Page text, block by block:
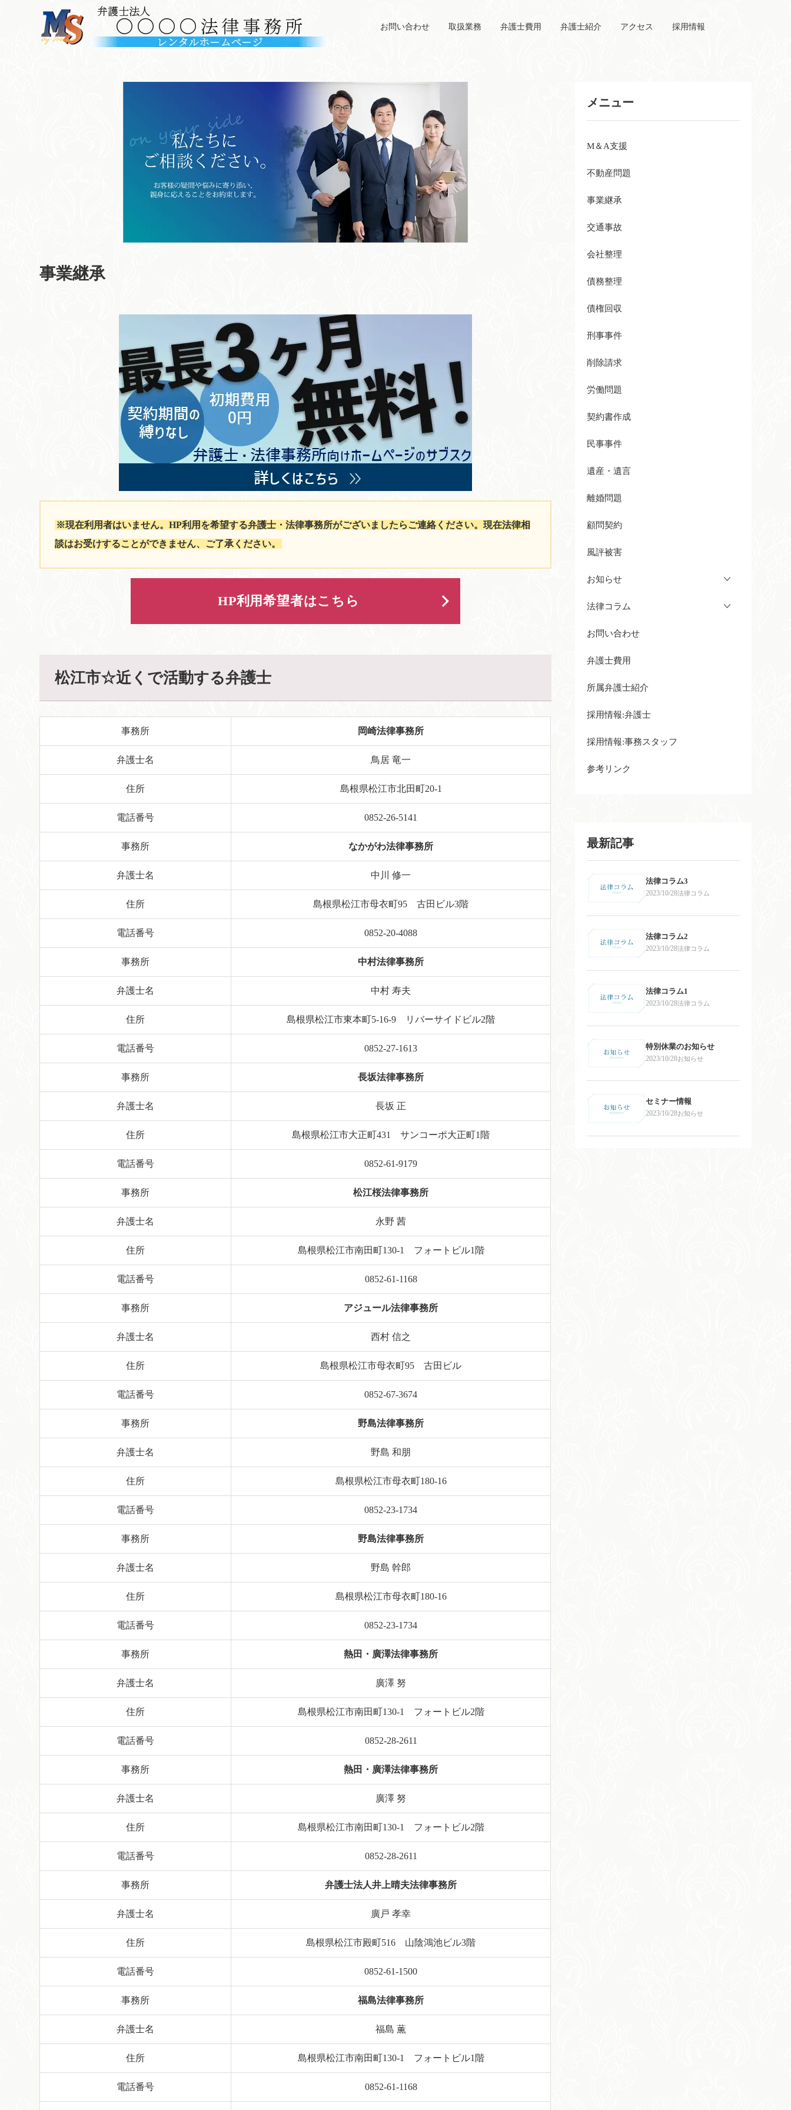
お問い合わせ 取扱業務 弁護士費用 弁護士紹介 アクセス 採用情報
事業継承
※現在利用者はいません。HP利用を希望する弁護士・法律事務所がございましたらご連絡ください。現在法律相
談はお受けすることができません、ご了承ください。
HP利用希望者はこちら
松江市☆近くで活動する弁護士
事務所 岡崎法律事務所
弁護士名 鳥居 竜一
住所 島根県松江市北田町20-1
電話番号 0852-26-5141
事務所 なかがわ法律事務所
弁護士名 中川 修一
住所 島根県松江市母衣町95 古田ビル3階
電話番号 0852-20-4088
事務所 中村法律事務所
弁護士名 中村 寿夫
住所 島根県松江市東本町5-16-9 リバーサイドビル2階
電話番号 0852-27-1613
事務所 長坂法律事務所
弁護士名 長坂 正
住所 島根県松江市大正町431 サンコーポ大正町1階
電話番号 0852-61-9179
事務所 松江桜法律事務所
弁護士名 永野 茜
住所 島根県松江市南田町130-1 フォートビル1階
電話番号 0852-61-1168
事務所 アジュール法律事務所
弁護士名 西村 信之
住所 島根県松江市母衣町95 古田ビル
電話番号 0852-67-3674
事務所 野島法律事務所
弁護士名 野島 和朋
住所 島根県松江市母衣町180-16
電話番号 0852-23-1734
事務所 野島法律事務所
弁護士名 野島 幹郎
住所 島根県松江市母衣町180-16
電話番号 0852-23-1734
事務所 熱田・廣澤法律事務所
弁護士名 廣澤 努
住所 島根県松江市南田町130-1 フォートビル2階
電話番号 0852-28-2611
事務所 熱田・廣澤法律事務所
弁護士名 廣澤 努
住所 島根県松江市南田町130-1 フォートビル2階
電話番号 0852-28-2611
事務所 弁護士法人井上晴夫法律事務所
弁護士名 廣戸 孝幸
住所 島根県松江市殿町516 山陰鴻池ビル3階
電話番号 0852-61-1500
事務所 福島法律事務所
弁護士名 福島 薫
住所 島根県松江市南田町130-1 フォートビル1階
電話番号 0852-61-1168
メニュー
M＆A支援
不動産問題
事業継承
交通事故
会社整理
債務整理
債権回収
刑事事件
削除請求
労働問題
契約書作成
民事事件
遺産・遺言
離婚問題
顧問契約
風評被害
お知らせ
法律コラム
お問い合わせ
弁護士費用
所属弁護士紹介
採用情報:弁護士
採用情報:事務スタッフ
参考リンク
最新記事
法律コラム3
2023/10/28法律コラム
法律コラム2
2023/10/28法律コラム
法律コラム1
2023/10/28法律コラム
特別休業のお知らせ
2023/10/28お知らせ
セミナー情報
2023/10/28お知らせ